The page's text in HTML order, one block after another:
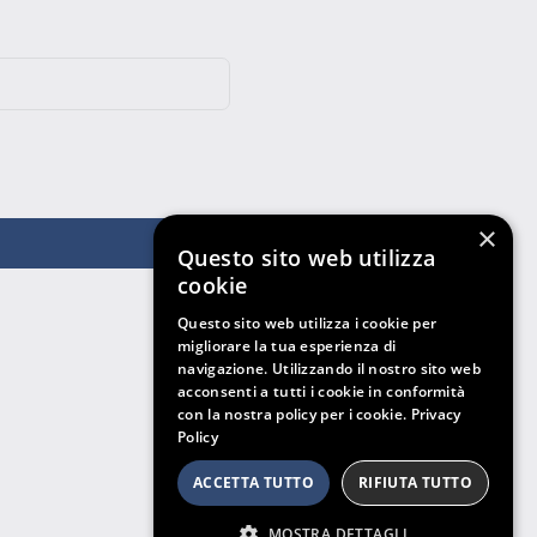
×
Questo sito web utilizza
cookie
Questo sito web utilizza i cookie per
migliorare la tua esperienza di
navigazione. Utilizzando il nostro sito web
acconsenti a tutti i cookie in conformità
con la nostra policy per i cookie. Privacy
Policy
ACCETTA TUTTO RIFIUTA TUTTO